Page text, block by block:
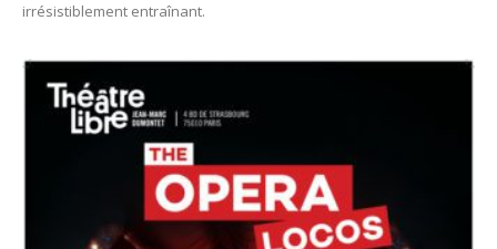
irrésistiblement entraînant.